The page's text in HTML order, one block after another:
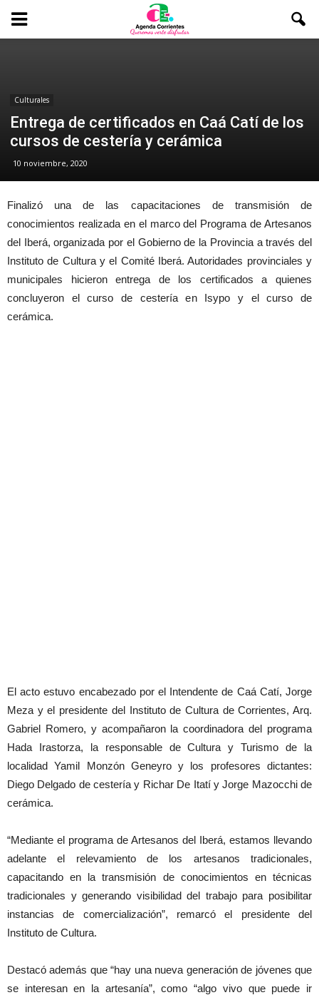
Culturales
Entrega de certificados en Caá Catí de los
cursos de cestería y cerámica
10 noviembre, 2020
Finalizó una de las capacitaciones de transmisión de
conocimientos realizada en el marco del Programa de Artesanos
del Iberá, organizada por el Gobierno de la Provincia a través del
Instituto de Cultura y el Comité Iberá. Autoridades provinciales y
municipales hicieron entrega de los certificados a quienes
concluyeron el curso de cestería en Isypo y el curso de
cerámica.
El acto estuvo encabezado por el Intendente de Caá Catí, Jorge
Meza y el presidente del Instituto de Cultura de Corrientes, Arq.
Gabriel Romero, y acompañaron la coordinadora del programa
Hada Irastorza, la responsable de Cultura y Turismo de la
localidad Yamil Monzón Geneyro y los profesores dictantes:
Diego Delgado de cestería y Richar De Itatí y Jorge Mazocchi de
cerámica.
“Mediante el programa de Artesanos del Iberá, estamos llevando
adelante el relevamiento de los artesanos tradicionales,
capacitando en la transmisión de conocimientos en técnicas
tradicionales y generando visibilidad del trabajo para posibilitar
instancias de comercialización”, remarcó el presidente del
Instituto de Cultura.
Destacó además que “hay una nueva generación de jóvenes que
se interesan en la artesanía”, como “algo vivo que puede ir